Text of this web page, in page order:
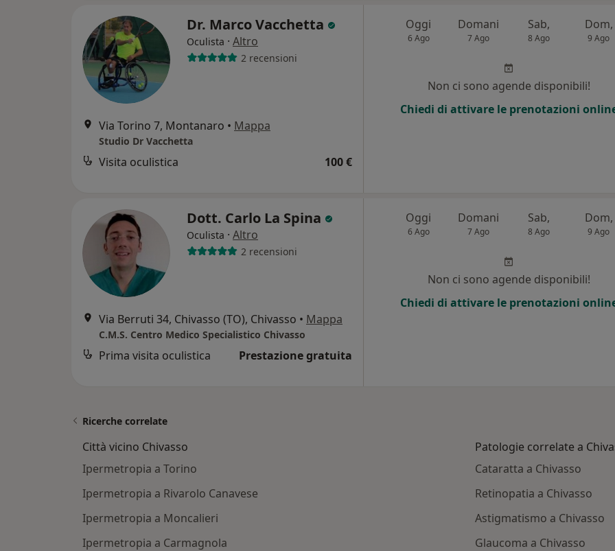
Dr. Marco Vacchetta
Oculista · Altro
2 recensioni
Via Torino 7, Montanaro • Mappa
Studio Dr Vacchetta
Visita oculistica 100 €
Oggi
6 Ago
Domani
7 Ago
Sab,
8 Ago
Dom,
9 Ago
Non ci sono agende disponibili!
Chiedi di attivare le prenotazioni
Dott. Carlo La Spina
Oculista · Altro
2 recensioni
Via Berruti 34, Chivasso (TO), Chivasso • Mappa
C.M.S. Centro Medico Specialistico Chivasso
Prima visita oculistica Prestazione gratuita
Oggi
6 Ago
Domani
7 Ago
Sab,
8 Ago
Dom,
9 Ago
Non ci sono agende disponibili!
Chiedi di attivare le prenotazioni
Ricerche correlate
Città vicino Chivasso
Ipermetropia a Torino
Ipermetropia a Rivarolo Canavese
Ipermetropia a Moncalieri
Ipermetropia a Carmagnola
Patologie correlate a
Cataratta a Chivasso
Retinopatia a Chivasso
Astigmatismo a Chivasso
Glaucoma a Chivasso